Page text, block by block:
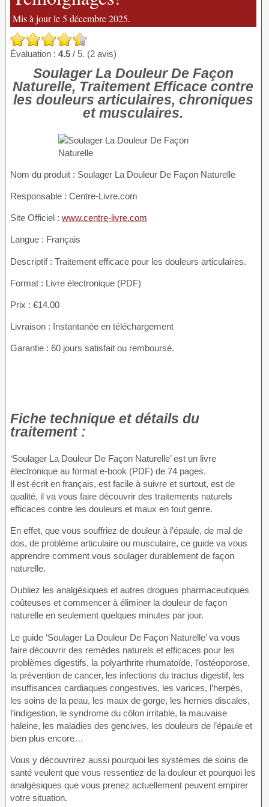
Mis à jour le 5 décembre 2025.
Évaluation : 4.5 / 5. (2 avis)
Soulager La Douleur De Façon
Naturelle, Traitement Efficace contre
les douleurs articulaires, chroniques
et musculaires.
Nom du produit : Soulager La Douleur De Façon Naturelle
Responsable : Centre-Livre.com
Site Officiel : www.centre-livre.com
Langue : Français
Descriptif : Traitement efficace pour les douleurs articulaires.
Format : Livre électronique (PDF)
Prix : €14.00
Livraison : Instantanée en téléchargement
Garantie : 60 jours satisfait ou remboursé.
Fiche technique et détails du
traitement :
‘Soulager La Douleur De Façon Naturelle’ est un livre
électronique au format e-book (PDF) de 74 pages.
Il est écrit en français, est facile à suivre et surtout, est de
qualité, il va vous faire découvrir des traitements naturels
efficaces contre les douleurs et maux en tout genre.
En effet, que vous souffriez de douleur à l’épaule, de mal de
dos, de problème articulaire ou musculaire, ce guide va vous
apprendre comment vous soulager durablement de façon
naturelle.
Oubliez les analgésiques et autres drogues pharmaceutiques
coûteuses et commencer à éliminer la douleur de façon
naturelle en seulement quelques minutes par jour.
Le guide ‘Soulager La Douleur De Façon Naturelle’ va vous
faire découvrir des remèdes naturels et efficaces pour les
problèmes digestifs, la polyarthrite rhumatoïde, l’ostéoporose,
la prévention de cancer, les infections du tractus digestif, les
insuffisances cardiaques congestives, les varices, l’herpès,
les soins de la peau, les maux de gorge, les hernies discales,
l’indigestion, le syndrome du côlon irritable, la mauvaise
haleine, les maladies des gencives, les douleurs de l’épaule et
bien plus encore…
Vous y découvrirez aussi pourquoi les systèmes de soins de
santé veulent que vous ressentiez de la douleur et pourquoi les
analgésiques que vous prenez actuellement peuvent empirer
votre situation.